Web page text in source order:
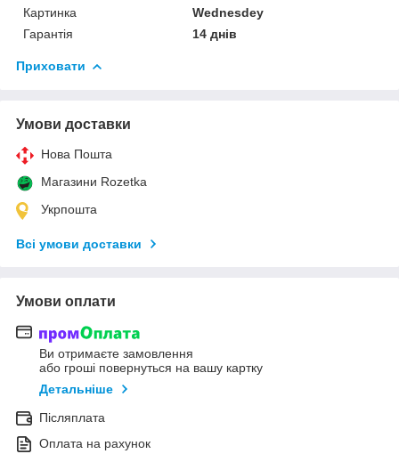
Картинка
Wednesdey
Гарантія
14 днів
Приховати
Умови доставки
Нова Пошта
Магазини Rozetka
Укрпошта
Всі умови доставки
Умови оплати
Ви отримаєте замовлення
або гроші повернуться на вашу картку
Детальніше
Післяплата
Оплата на рахунок